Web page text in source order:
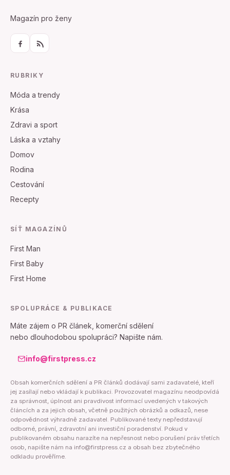
Magazín pro ženy
RUBRIKY
Móda a trendy
Krása
Zdravi a sport
Láska a vztahy
Domov
Rodina
Cestování
Recepty
SÍŤ MAGAZÍNŮ
First Man
First Baby
First Home
SPOLUPRÁCE & PUBLIKACE
Máte zájem o PR článek, komerční sdělení
nebo dlouhodobou spolupráci? Napište nám.
info@firstpress.cz
Obsah komerčních sdělení a PR článků dodávají sami zadavatelé, kteří
jej zasílají nebo vkládají k publikaci. Provozovatel magazínu neodpovídá
za správnost, úplnost ani pravdivost informací uvedených v takových
článcích a za jejich obsah, včetně použitých obrázků a odkazů, nese
odpovědnost výhradně zadavatel. Publikované texty nepředstavují
odborné, právní, zdravotní ani investiční poradenství. Pokud v
publikovaném obsahu narazíte na nepřesnost nebo porušení práv třetích
osob, napište nám na info@firstpress.cz a obsah bez zbytečného
odkladu prověříme.